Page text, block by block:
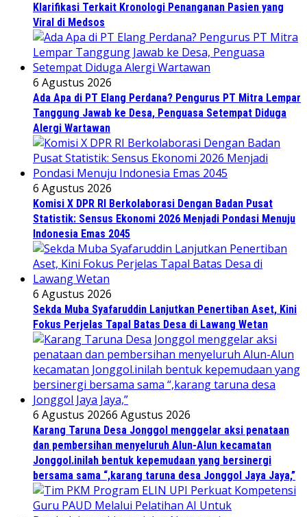
Klarifikasi Terkait Kronologi Penanganan Pasien yang
Viral di Medsos
6 Agustus 2026
Ada Apa di PT Elang Perdana? Pengurus PT Mitra Lempar
Tanggung Jawab ke Desa, Penguasa Setempat Diduga
Alergi Wartawan
6 Agustus 2026
Komisi X DPR RI Berkolaborasi Dengan Badan Pusat
Statistik: Sensus Ekonomi 2026 Menjadi Pondasi Menuju
Indonesia Emas 2045
6 Agustus 2026
Sekda Muba Syafaruddin Lanjutkan Penertiban Aset, Kini
Fokus Perjelas Tapal Batas Desa di Lawang Wetan
6 Agustus 20266 Agustus 2026
Karang Taruna Desa Jonggol menggelar aksi penataan
dan pembersihan menyeluruh Alun-Alun kecamatan
Jonggol.inilah bentuk kepemudaan yang bersinergi
bersama sama “,karang taruna desa Jonggol Jaya Jaya,”